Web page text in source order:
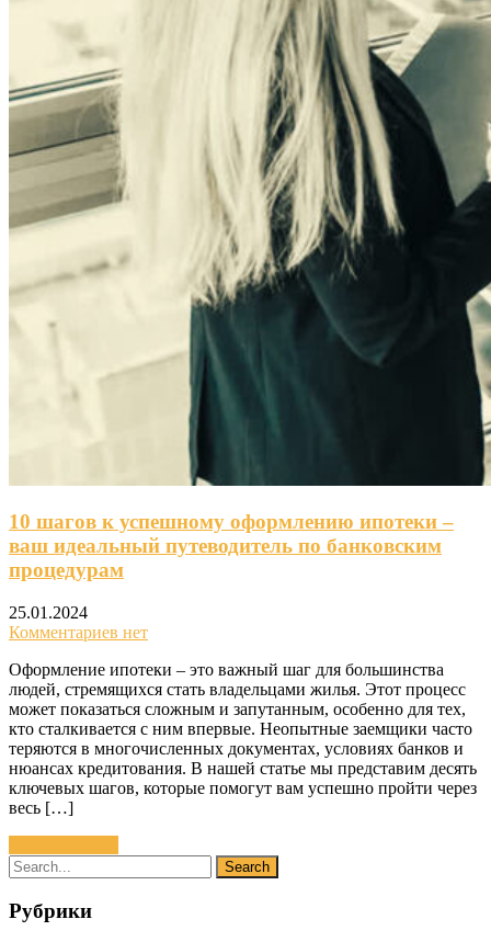
10 шагов к успешному оформлению ипотеки –
ваш идеальный путеводитель по банковским
процедурам
25.01.2024
Комментариев нет
Оформление ипотеки – это важный шаг для большинства
людей, стремящихся стать владельцами жилья. Этот процесс
может показаться сложным и запутанным, особенно для тех,
кто сталкивается с ним впервые. Неопытные заемщики часто
теряются в многочисленных документах, условиях банков и
нюансах кредитования. В нашей статье мы представим десять
ключевых шагов, которые помогут вам успешно пройти через
весь […]
Рубрики